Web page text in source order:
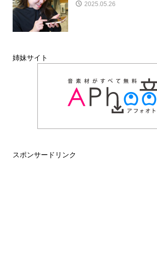
2025.05.26
姉妹サイト
スポンサードリンク